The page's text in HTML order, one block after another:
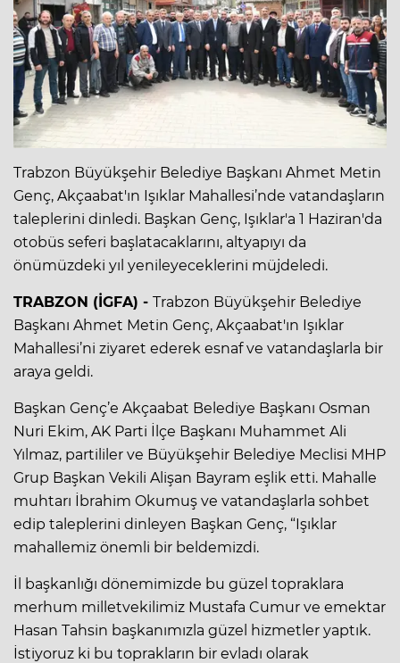
Trabzon Büyükşehir Belediye Başkanı Ahmet Metin
Genç, Akçaabat'ın Işıklar Mahallesi’nde vatandaşların
taleplerini dinledi. Başkan Genç, Işıklar'a 1 Haziran'da
otobüs seferi başlatacaklarını, altyapıyı da
önümüzdeki yıl yenileyeceklerini müjdeledi.
TRABZON (İGFA) - Trabzon Büyükşehir Belediye
Başkanı Ahmet Metin Genç, Akçaabat'ın Işıklar
Mahallesi’ni ziyaret ederek esnaf ve vatandaşlarla bir
araya geldi.
Başkan Genç’e Akçaabat Belediye Başkanı Osman
Nuri Ekim, AK Parti İlçe Başkanı Muhammet Ali
Yılmaz, partililer ve Büyükşehir Belediye Meclisi MHP
Grup Başkan Vekili Alişan Bayram eşlik etti. Mahalle
muhtarı İbrahim Okumuş ve vatandaşlarla sohbet
edip taleplerini dinleyen Başkan Genç, “Işıklar
mahallemiz önemli bir beldemizdi.
İl başkanlığı dönemimizde bu güzel topraklara
merhum milletvekilimiz Mustafa Cumur ve emektar
Hasan Tahsin başkanımızla güzel hizmetler yaptık.
İstiyoruz ki bu toprakların bir evladı olarak